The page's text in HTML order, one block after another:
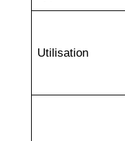
Utilisation